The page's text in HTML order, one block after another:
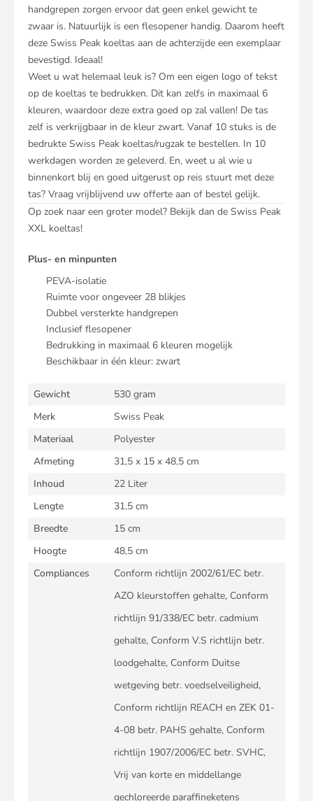
handgrepen zorgen ervoor dat geen enkel gewicht te
zwaar is. Natuurlijk is een flesopener handig. Daarom heeft
deze Swiss Peak koeltas aan de achterzijde een exemplaar
bevestigd. Ideaal!
Weet u wat helemaal leuk is? Om een eigen logo of tekst
op de koeltas te bedrukken. Dit kan zelfs in maximaal 6
kleuren, waardoor deze extra goed op zal vallen! De tas
zelf is verkrijgbaar in de kleur zwart. Vanaf 10 stuks is de
bedrukte Swiss Peak koeltas/rugzak te bestellen. In 10
werkdagen worden ze geleverd. En, weet u al wie u
binnenkort blij en goed uitgerust op reis stuurt met deze
tas? Vraag vrijblijvend uw offerte aan of bestel gelijk.
Op zoek naar een groter model? Bekijk dan de Swiss Peak
XXL koeltas!
Plus- en minpunten
PEVA-isolatie
Ruimte voor ongeveer 28 blikjes
Dubbel versterkte handgrepen
Inclusief flesopener
Bedrukking in maximaal 6 kleuren mogelijk
Beschikbaar in één kleur: zwart
Gewicht
530 gram
Merk
Swiss Peak
Materiaal
Polyester
Afmeting
31,5 x 15 x 48,5 cm
Inhoud
22 Liter
Lengte
31,5 cm
Breedte
15 cm
Hoogte
48,5 cm
Compliances
Conform richtlijn 2002/61/EC betr.
AZO kleurstoffen gehalte, Conform
richtlijn 91/338/EC betr. cadmium
gehalte, Conform V.S richtlijn betr.
loodgehalte, Conform Duitse
wetgeving betr. voedselveiligheid,
Conform richtlijn REACH en ZEK 01-
4-08 betr. PAHS gehalte, Conform
richtlijn 1907/2006/EC betr. SVHC,
Vrij van korte en middellange
gechloreerde paraffineketens